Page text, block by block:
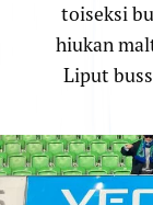
toiseksi
hiukan
Liput